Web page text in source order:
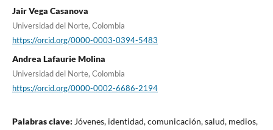
Jair Vega Casanova
Universidad del Norte, Colombia
https://orcid.org/0000-0003-0394-5483
Andrea Lafaurie Molina
Universidad del Norte, Colombia
https://orcid.org/0000-0002-6686-2194
Palabras clave: Jóvenes, identidad, comunicación, salud, medios,